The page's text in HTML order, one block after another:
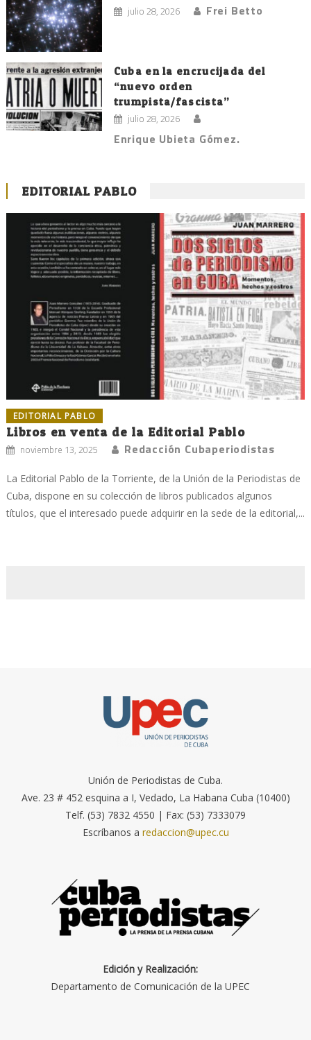
julio 28, 2026 Frei Betto
Cuba en la encrucijada del
“nuevo orden
trumpista/fascista”
julio 28, 2026
Enrique Ubieta Gómez.
EDITORIAL PABLO
EDITORIAL PABLO
Libros en venta de la Editorial Pablo
noviembre 13, 2025 Redacción Cubaperiodistas
La Editorial Pablo de la Torriente, de la Unión de la Periodistas de
Cuba, dispone en su colección de libros publicados algunos
títulos, que el interesado puede adquirir en la sede de la editorial,...
Unión de Periodistas de Cuba.
Ave. 23 # 452 esquina a I, Vedado, La Habana Cuba (10400)
Telf. (53) 7832 4550 | Fax: (53) 7333079
Escríbanos a redaccion@upec.cu
Edición y Realización:
Departamento de Comunicación de la UPEC